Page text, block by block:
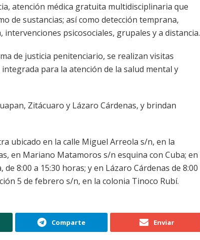
atención médica gratuita multidisciplinaria que
de sustancias; así como detección temprana,
psicosociales, grupales y a distancia.
de justicia penitenciario, se realizan visitas
para la atención de la salud mental y
Zitácuaro y Lázaro Cárdenas, y brindan
ubicado en la calle Miguel Arreola s/n, en la
en Mariano Matamoros s/n esquina con Cuba; en
8:00 a 15:30 horas; y en Lázaro Cárdenas de 8:00
5 de febrero s/n, en la colonia Tinoco Rubí.
Comparte Enviar